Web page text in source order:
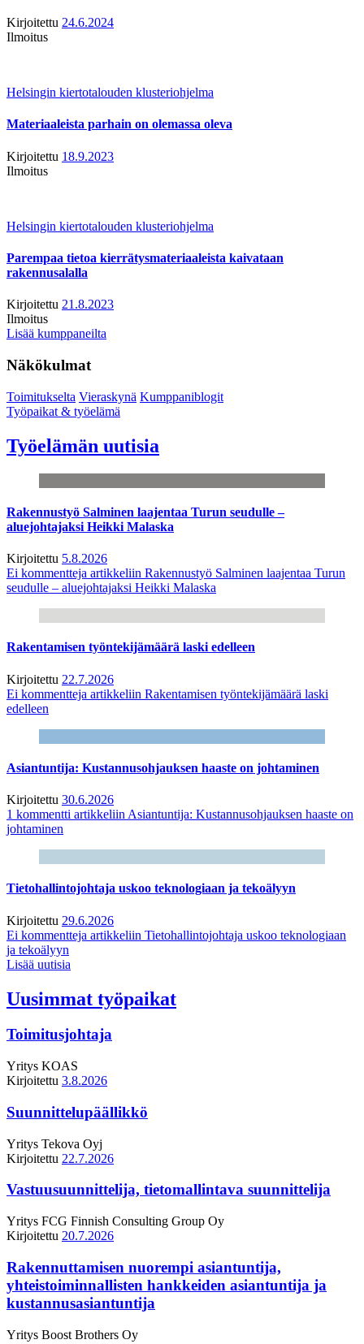
Kirjoitettu 24.6.2024
Ilmoitus
Helsingin kiertotalouden klusteriohjelma
Materiaaleista parhain on olemassa oleva
Kirjoitettu 18.9.2023
Ilmoitus
Helsingin kiertotalouden klusteriohjelma
Parempaa tietoa kierrätysmateriaaleista kaivataan
rakennusalalla
Kirjoitettu 21.8.2023
Ilmoitus
Lisää kumppaneilta
Näkökulmat
Toimitukselta Vieraskynä Kumppaniblogit
Työpaikat & työelämä
Työelämän uutisia
Rakennustyö Salminen laajentaa Turun seudulle –
aluejohtajaksi Heikki Malaska
Kirjoitettu 5.8.2026
Ei kommentteja artikkeliin Rakennustyö Salminen laajentaa Turun
seudulle – aluejohtajaksi Heikki Malaska
Rakentamisen työntekijämäärä laski edelleen
Kirjoitettu 22.7.2026
Ei kommentteja artikkeliin Rakentamisen työntekijämäärä laski
edelleen
Asiantuntija: Kustannusohjauksen haaste on johtaminen
Kirjoitettu 30.6.2026
1 kommentti artikkeliin Asiantuntija: Kustannusohjauksen haaste on
johtaminen
Tietohallintojohtaja uskoo teknologiaan ja tekoälyyn
Kirjoitettu 29.6.2026
Ei kommentteja artikkeliin Tietohallintojohtaja uskoo teknologiaan
ja tekoälyyn
Lisää uutisia
Uusimmat työpaikat
Toimitusjohtaja
Yritys KOAS
Kirjoitettu 3.8.2026
Suunnittelupäällikkö
Yritys Tekova Oyj
Kirjoitettu 22.7.2026
Vastuusuunnittelija, tietomallintava suunnittelija
Yritys FCG Finnish Consulting Group Oy
Kirjoitettu 20.7.2026
Rakennuttamisen nuorempi asiantuntija,
yhteistoiminnallisten hankkeiden asiantuntija ja
kustannusasiantuntija
Yritys Boost Brothers Oy